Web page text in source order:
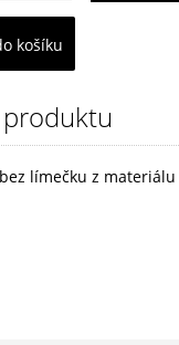
košíku
límečku z